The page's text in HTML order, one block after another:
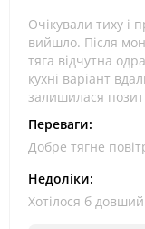
Очікували тиху і
вийшло. Після
тяга відчутна
кухні варіант
залишилася
Переваги:
Добре тягне
Недоліки:
Хотілося б